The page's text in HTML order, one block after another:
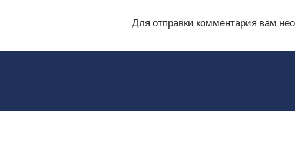
Для отправки комментария вам